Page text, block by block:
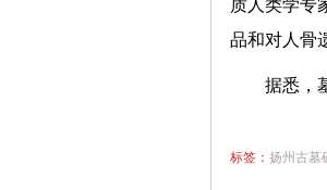
质人类学专
品和对人
据悉，
标签： 扬州古墓